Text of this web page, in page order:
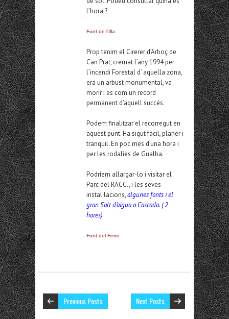
l’hora ?
Font de l’Illa
Prop tenim el Cirerer d’Arboç de
Can Prat, cremat l’any 1994 per
l’incendi Forestal d’ aquella zona,
era un arbust monumental, va
morir i es com un record
permanent d’aquell succés.
Podem finalitzar el recorregut en
aquest punt. Ha sigut fàcil, planer i
tranquil. En poc mes d’una hora i
per les rodalies de Gualba.
Podríem allargar-lo i visitar el
Parc del RACC., i les seves
instal·lacions,algunes fonts i el
gran Salt d’aigua o Cascada. ( 2
hores)
Font del Ferro
Previous Posts Next Posts